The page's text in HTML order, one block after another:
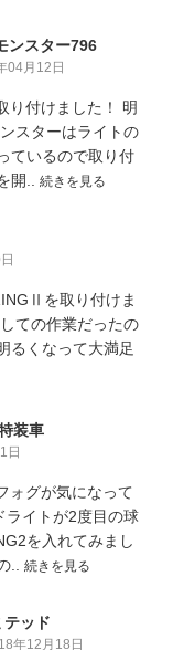
ンスター796
04月12日
り付けました！ 明
スターはライトの
ているので取り付
開.. 続きを見る
を取り付けま
ての作業だったの
るくなって大満足
装車
日
ォグが気になって
ライトが2度目の球
を入れてみまし
.. 続きを見る
テッド
年12月18日